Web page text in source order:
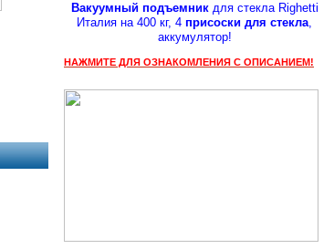
Вакуумный подъемникдля стекла Righetti
Италия на 400 кг, 4 присоски для стекла,
аккумулятор!
НАЖМИТЕ ДЛЯ ОЗНАКОМЛЕНИЯ С ОПИСАНИЕМ!